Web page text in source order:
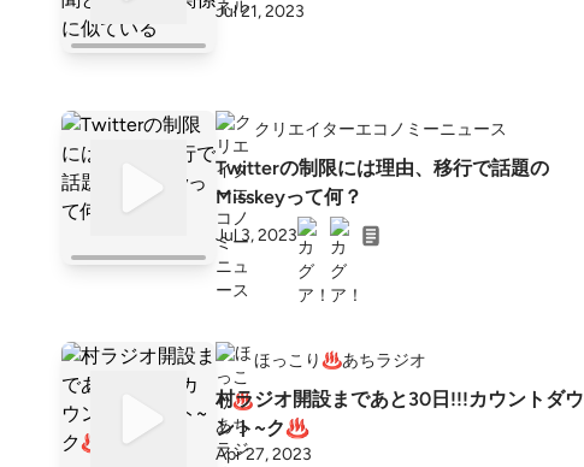
Jul 21, 2023
クリエイターエコノミーニュース
Twitterの制限には理由、移行で話題の
Misskeyって何？
Jul 3, 2023
ほっこり♨あちラジオ
村ラジオ開設まであと30日!!!カウントダウ
ント~ク♨
Apr 27, 2023